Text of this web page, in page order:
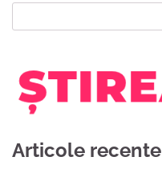
Articole recente